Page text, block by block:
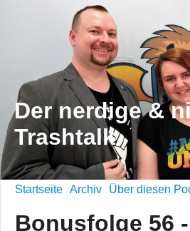
Der nerdige &
Trashtalk
Startseite Archiv Über diesen
Bonusfolge 56